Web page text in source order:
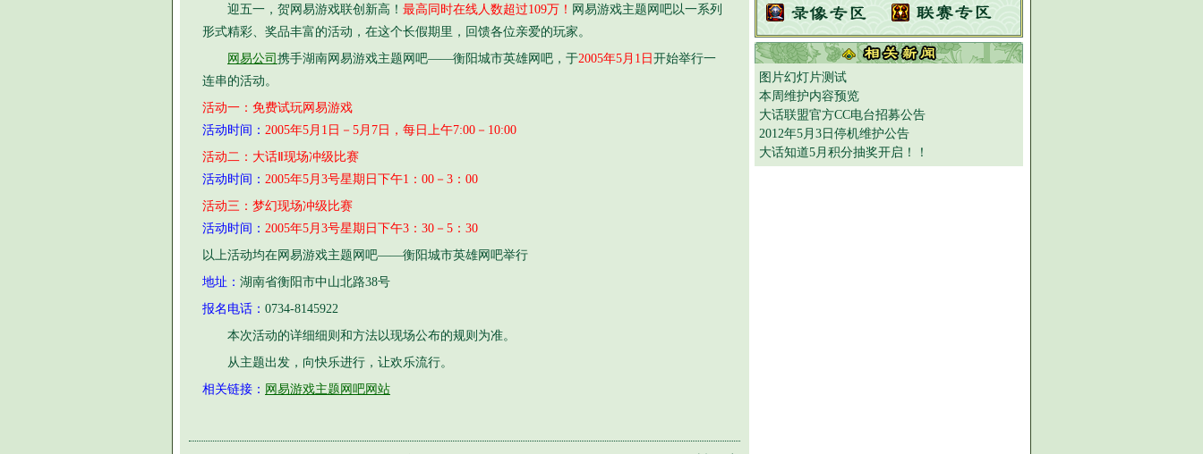
图片幻灯片测试
本周维护内容预览
大话联盟官方CC电台招募公告
2012年5月3日停机维护公告
大话知道5月积分抽奖开启！！
迎五一，贺网易游戏联创新高！ 最高同时在线人数超过109万！ 网易游戏主题网吧以一系列
形式精彩、奖品丰富的活动，在这个长假期里，回馈各位亲爱的玩家。
网易公司 携手湖南网易游戏主题网吧——衡阳城市英雄网吧，于2005年5月1日 开始举行一
连串的活动。
活动一：免费试玩网易游戏
活动时间： 2005年5月1日－5月7日，每日上午7:00－10:00
活动二：大话Ⅱ现场冲级比赛
活动时间： 2005年5月3号星期日下午1：00－3：00
活动三：梦幻现场冲级比赛
活动时间： 2005年5月3号星期日下午3：30－5：30
以上活动均在网易游戏主题网吧——衡阳城市英雄网吧举行
地址： 湖南省衡阳市中山北路38号
报名电话： 0734-8145922
本次活动的详细细则和方法以现场公布的规则为准。
从主题出发，向快乐进行，让欢乐流行。
相关链接： 网易游戏主题网吧网站